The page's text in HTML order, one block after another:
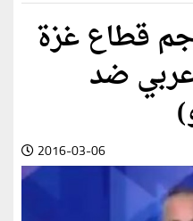
قطاع غزة
ضد
2016-03-06